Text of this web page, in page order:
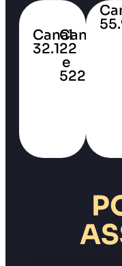
Canal
32.1
Canal
22
e
522